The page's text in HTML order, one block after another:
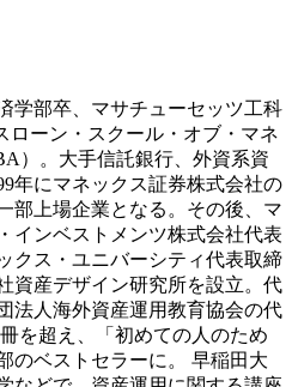
学部卒、マサチューセッツ工科
ローン・スクール・オブ・マネ
）。大手信託銀行、外資系資
年にマネックス証券株式会社の
部上場企業となる。その後、マ
インベストメンツ株式会社代表
クス・ユニバーシティ代表取締
資産デザイン研究所を設立。代
法人海外資産運用教育協会の代
を超え、「初めての人のため
のベストセラーに。 早稲田大